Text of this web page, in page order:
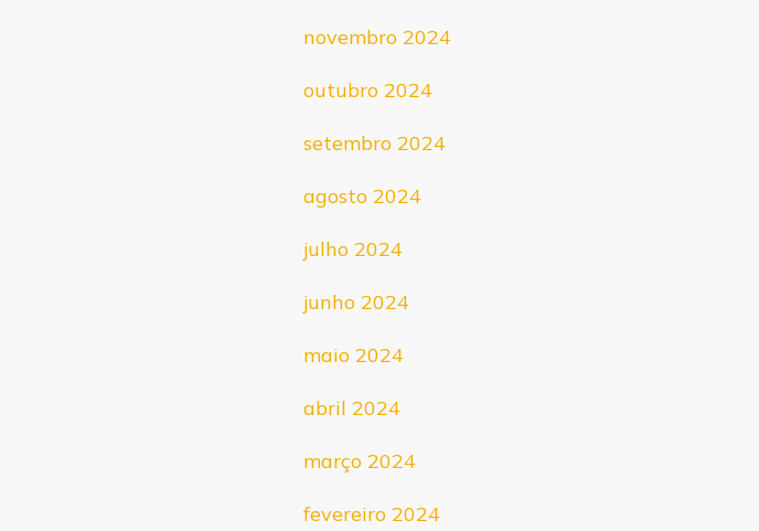
novembro 2024
outubro 2024
setembro 2024
agosto 2024
julho 2024
junho 2024
maio 2024
abril 2024
março 2024
fevereiro 2024